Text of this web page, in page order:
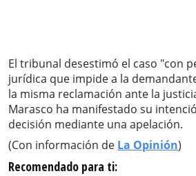
El tribunal desestimó el caso "con
jurídica que impide a la
la misma reclamación ante la
Marasco ha manifestado su
decisión mediante una apelación.
(Con información de La Opinión)
Recomendado para ti: